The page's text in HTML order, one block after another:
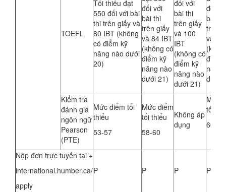
TOEFL
Tối thiểu đạt
550 đối với bài
thi trên giấy và
80 IBT (không
có điểm kỹ
năng nào dưới
20)
đối với
bài thi
trên giấy
và 84 IBT
(không có
điểm kỹ
năng nào
dưới 21)
đối với
bài thi
trên giấy
và 100
IBT
(không có
điểm kỹ
năng nào
dưới 21)
đối
bài thi
trên
và 88
điểm
năng
dưới
Kiểm tra
đánh giá
ngôn ngữ
Pearson
(PTE)
Mức điểm tối
thiểu
53-57
Mức điểm
tối thiểu
58-60
Không áp
dụng
Mức
tối
60-64
Nộp đơn trực tuyến tại +
international.humber.ca/
apply
P P P P